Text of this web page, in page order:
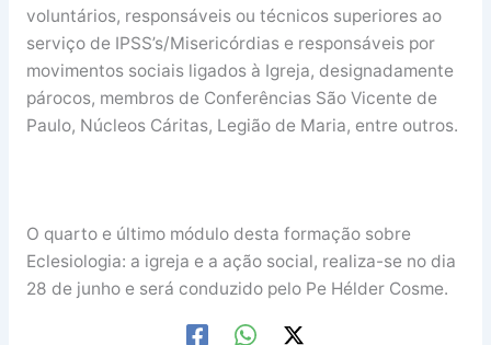
voluntários, responsáveis ou técnicos superiores ao
serviço de IPSS’s/Misericórdias e responsáveis por
movimentos sociais ligados à Igreja, designadamente
párocos, membros de Conferências São Vicente de
Paulo, Núcleos Cáritas, Legião de Maria, entre outros.
O quarto e último módulo desta formação sobre
Eclesiologia: a igreja e a ação social, realiza-se no dia
28 de junho e será conduzido pelo Pe Hélder Cosme.